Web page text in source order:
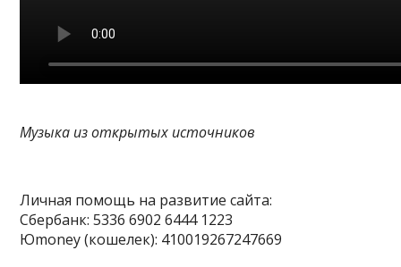
Музыка из открытых источников
Личная помощь на развитие сайта:
Сбербанк: 5336 6902 6444 1223
Юmoney (кошелек): 410019267247669